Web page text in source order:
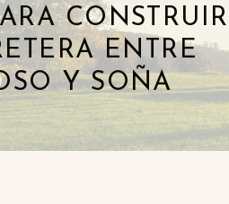
CONSTRUIR
ENTRE
Y SOÑA